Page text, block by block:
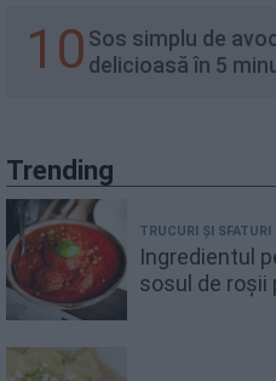
10 Sos simplu de
delicioasă în 5
Trending
TRUCURI ȘI SFATURI
Ingredientul
sosul de roșii